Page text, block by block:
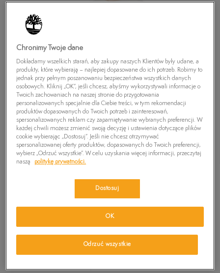
TIMBERLAND T-SHIRT MULTIGRAPH TEE
49,99zł
Chronimy Twoje dane
Dokładamy wszelkich starań, aby zakupy naszych Klientów były udane, a
produkty, które wybierają – najlepiej dopasowane do ich potrzeb. Robimy to
jednak przy pełnym poszanowaniu bezpieczeństwa wszystkich danych
osobowych. Kliknij „OK”, jeśli chcesz, abyśmy wykorzystywali informacje o
Twoich zachowaniach na naszej stronie do przygotowania
personalizowanych specjalnie dla Ciebie treści, w tym rekomendacji
produktów dopasowanych do Twoich potrzeb i zainteresowań,
spersonalizowanych reklam czy zapamiętywanie wybranych preferencji. W
każdej chwili możesz zmienić swoją decyzję i ustawienia dotyczące plików
cookie wybierając „Dostosuj”. Jeśli nie chcesz otrzymywać
spersonalizowanej oferty produktów, dopasowanych do Twoich preferencji,
wybierz „Odrzuć wszystkie”. W celu uzyskania więcej informacji, przeczytaj
naszą
politykę prywatności.
Dostosuj
Odrzuć wszystkie
OK